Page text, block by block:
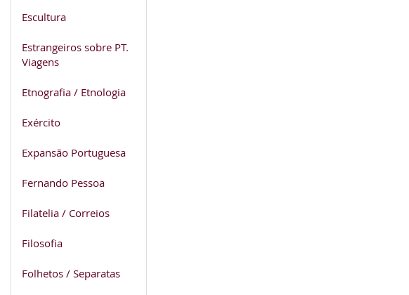
Escultura
Estrangeiros sobre PT.
Viagens
Etnografia / Etnologia
Exército
Expansão Portuguesa
Fernando Pessoa
Filatelia / Correios
Filosofia
Folhetos / Separatas